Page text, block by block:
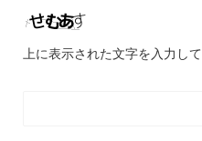
上に表示された文字を入力して